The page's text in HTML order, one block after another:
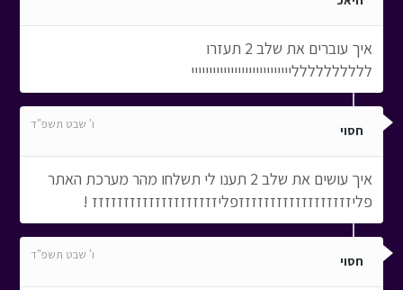
איך עוברים את שלב 2 תעזרו
לללללללללליייייייייייייייייייייייייייי
חסוי ו' שבט תשפ"ד
איך עושים את שלב 2 תענו לי תשלחו מהר מערכת האתר
פליזזזזזזזזזזזזזזזזזזפליזזזזזזזזזזזזזזזזזזזז !
חסוי ו' שבט תשפ"ד